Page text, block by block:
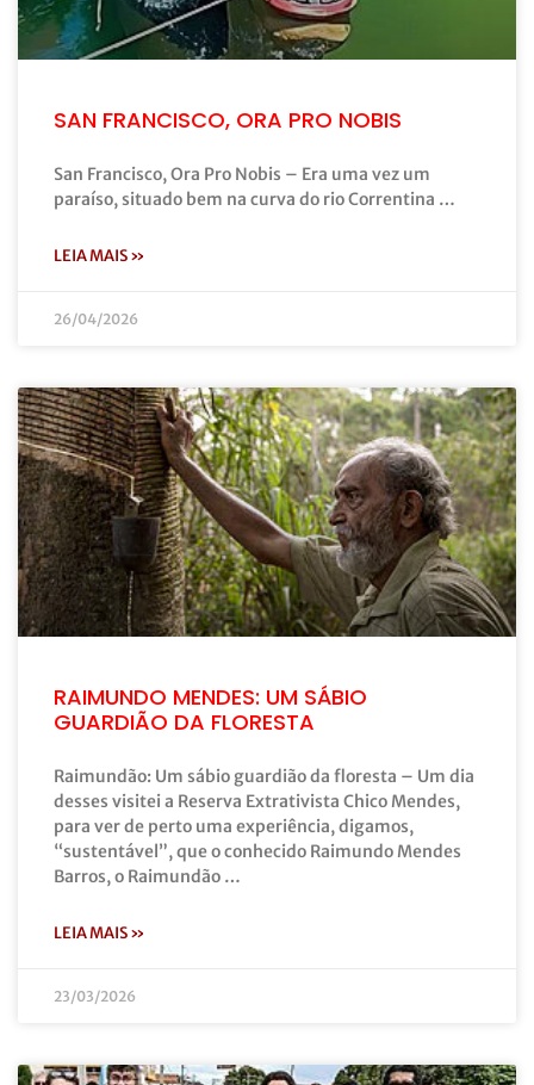
SAN FRANCISCO, ORA PRO NOBIS
San Francisco, Ora Pro Nobis – Era uma vez um
paraíso, situado bem na curva do rio Correntina …
LEIA MAIS »
26/04/2026
RAIMUNDO MENDES: UM SÁBIO
GUARDIÃO DA FLORESTA
Raimundão: Um sábio guardião da floresta – Um dia
desses visitei a Reserva Extrativista Chico Mendes,
para ver de perto uma experiência, digamos,
“sustentável”, que o conhecido Raimundo Mendes
Barros, o Raimundão …
LEIA MAIS »
23/03/2026